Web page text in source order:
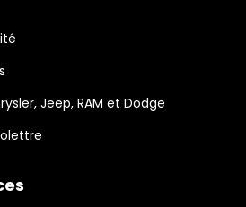
Jeep, RAM et Dodge